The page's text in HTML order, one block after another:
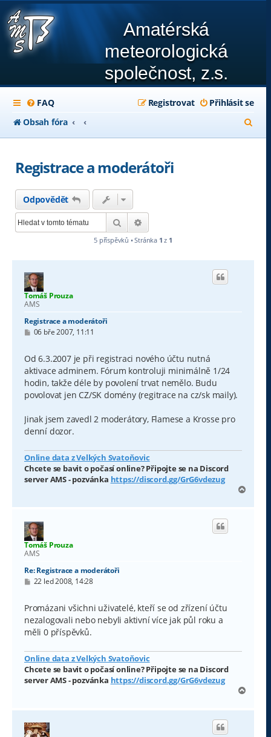
Amatérská
meteorologická
společnost, z.s.
FAQ Přihlásit se
Registrovat
Obsah fóra
l
Registrace a moderátoři
Odpovědět
Hledat
5 příspěvků • Stránka 1 z 1
Tomáš Prouza
AMS
Registrace a moderátoři
P
s
p
ě
v
k
06 bře 2007, 11:11
Od 6.3.2007 je při registraci nového účtu nutná
aktivace adminem. Fórum kontroluji minimálně 1/24
hodin, takže déle by povolení trvat nemělo. Budu
povolovat jen CZ/SK domény (regitrace na cz/sk maily).
Jinak jsem zavedl 2 moderátory, Flamese a Krosse pro
denní dozor.
Online data z Velkých Svatoňovic
Chcete se bavit o počasí online? Připojte se na Discord
server AMS - pozvánka https://discord.gg/GrG6vdezug
h
Tomáš Prouza
AMS
Re: Registrace a moderátoři
P
s
p
ě
v
22 led 2008, 14:28
Promázani všichni uživatelé, kteří se od zřízení účtu
nezalogovali nebo nebyli aktivní více jak půl roku a
měli 0 příspěvků.
Online data z Velkých Svatoňovic
Chcete se bavit o počasí online? Připojte se na Discord
server AMS - pozvánka https://discord.gg/GrG6vdezug
h